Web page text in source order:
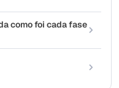
como foi cada fase